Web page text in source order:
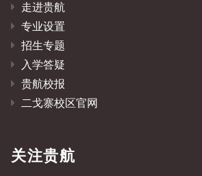
走进贵航
专业设置
招生专题
入学答疑
贵航校报
二戈寨校区官网
关注贵航